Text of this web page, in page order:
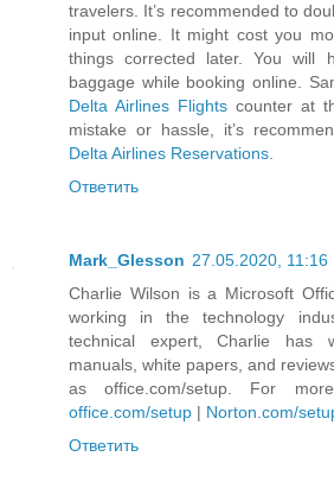
travelers. It’s recommended to
input online. It might cost you
things corrected later. You will
baggage while booking online.
Delta Airlines Flights counter at
mistake or hassle, it’s
Delta Airlines Reservations
Ответить
Mark_Glesson 27.05.2020, 11:16
Charlie Wilson is a Microsoft
working in the technology
technical expert, Charlie has
manuals, white papers, and
as office.com/setup. For
office.com/setup | Norton.com/
Ответить